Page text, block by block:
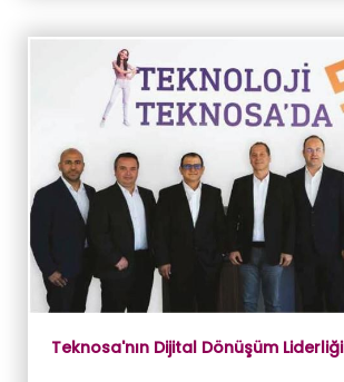
Teknosa'nın Dijital Dönüşüm Liderliği